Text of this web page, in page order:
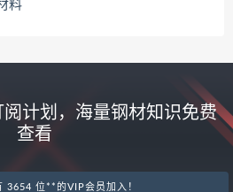
料
计划，海量钢材知识免费
查看
3654 位**的VIP会员加入！